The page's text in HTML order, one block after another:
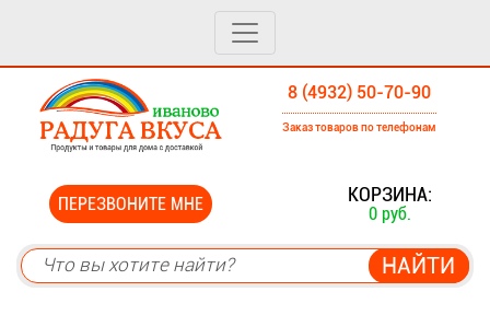
8 (4932) 50-70-90
Заказ товаров по телефонам
ПЕРЕЗВОНИТЕ МНЕ КОРЗИНА:
0 руб.